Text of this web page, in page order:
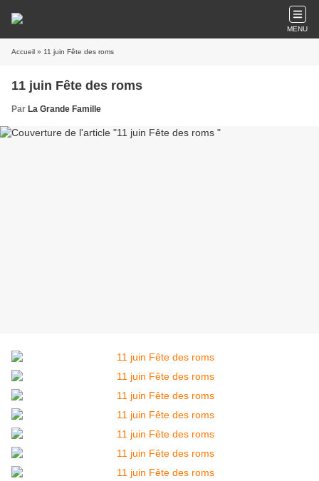
MENU
Accueil » 11 juin Fête des roms
11 juin Fête des roms
Par La Grande Famille